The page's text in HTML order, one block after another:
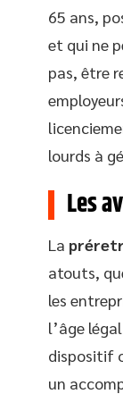
65 ans,
et qui ne
pas, être
lourds à
Les
La
atouts,
les
l’âge
dispositif
un